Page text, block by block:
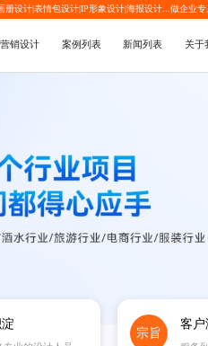
册设计|表情包设计|IP形象设计|海报设计...做企业专
营销设计 案例列表 新闻列表 关于
宗旨
客户